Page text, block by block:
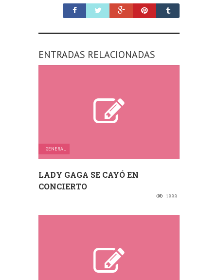
ENTRADAS RELACIONADAS
GENERAL
LADY GAGA SE CAYÓ EN
CONCIERTO
1888